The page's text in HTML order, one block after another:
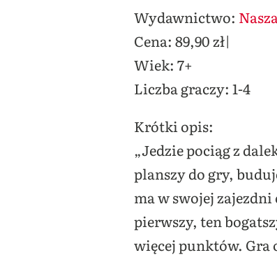
Wydawnictwo:
Cena: 89,90 zł|
Wiek: 7+
Liczba graczy: 1-4
Krótki opis:
„Jedzie pociąg z
planszy do gry,
ma w swojej
pierwszy, ten
więcej punktów. Gra